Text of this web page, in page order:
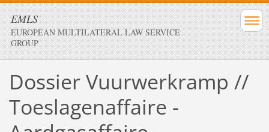
EMLS
EUROPEAN MULTILATERAL LAW SERVICE
GROUP
Dossier Vuurwerkramp //
Toeslagenaffaire -